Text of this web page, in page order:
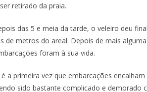
retirado da praia.
das 5 e meia da tarde, o veleiro deu
de metros do areal. Depois de mais
foram à sua vida.
é a primeira vez que embarcações
sido bastante complicado e demorado